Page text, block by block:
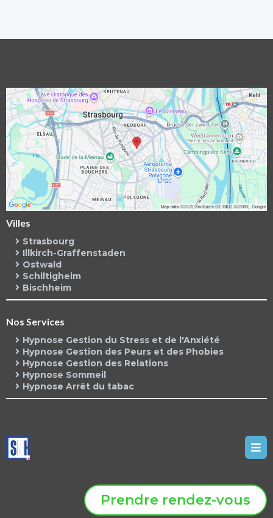
Villes
Strasbourg
Illkirch-Graffenstaden
Ostwald
Schiltigheim
Bischheim
Nos Services
Hypnose Gestion du Stress et de l'Anxiété
Hypnose Gestion des Peurs et des Phobies
Hypnose Gestion des Relations
Hypnose Sommeil
Hypnose Arrêt du tabac
Prendre rendez-vous